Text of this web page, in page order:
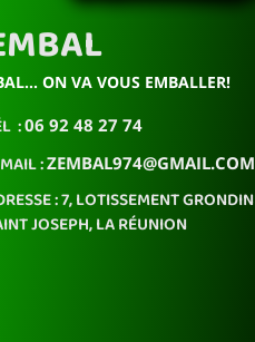
ON VA VOUS EMBALLER!
:06 92 48 27 74
:ZEMBAL974@GMAIL.COM
: 7, LOTISSEMENT GRONDIN
JOSEPH,LA RÉUNION